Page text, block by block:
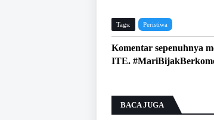
Tags: Peristiwa
Komentar sepenuhnya
ITE.
BACA JUGA